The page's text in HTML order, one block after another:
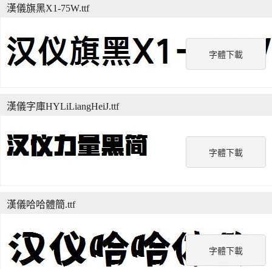
字體下載
漢儀旗黑X1-75W.ttf
字體下載
漢儀字庫HYLiLiangHeiJ.ttf
字體下載
漢儀哈哈體簡.ttf